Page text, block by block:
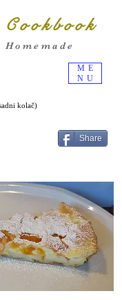
ME
NU
kolač)
Share